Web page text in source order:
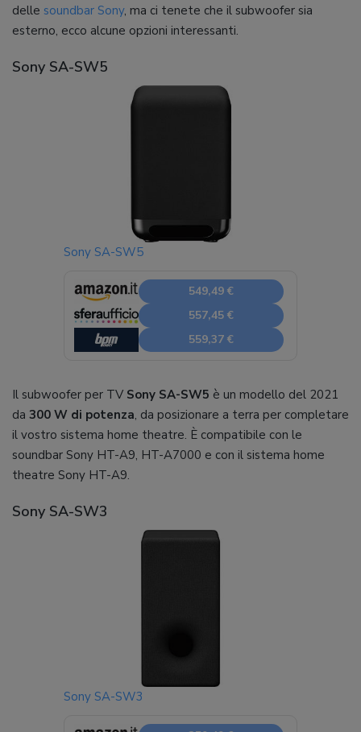
delle soundbar Sony, ma ci tenete che il subwoofer sia
esterno, ecco alcune opzioni interessanti.
Sony SA-SW5
Sony SA-SW5
549,49 €
557,45 €
559,37 €
Il subwoofer per TV Sony SA-SW5 è un modello del 2021
da 300 W di potenza, da posizionare a terra per completare
il vostro sistema home theatre. È compatibile con le
soundbar Sony HT-A9, HT-A7000 e con il sistema home
theatre Sony HT-A9.
Sony SA-SW3
Sony SA-SW3